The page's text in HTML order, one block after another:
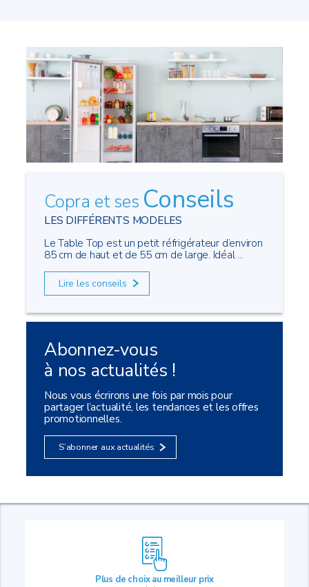
Copra et ses Conseils
LES DIFFÉRENTS MODELES
Le Table Top est un petit réfrigérateur d’environ
85 cm de haut et de 55 cm de large. Idéal ...
Lire les conseils
Abonnez-vous
à nos actualités !
Nous vous écrirons une fois par mois pour
partager l’actualité, les tendances et les offres
promotionnelles.
S’abonner aux actualités
Plus de choix au meilleur prix